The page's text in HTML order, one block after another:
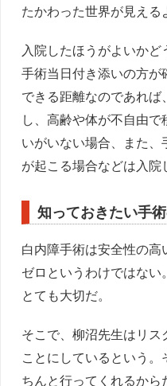
たかわった世界が見える
入院したほうがよいかど
手術当日付き添いの方
できる距離なのであれ
し、高齢や体が不自由
いがいない場合、また
が起こる場合などは入院
知っておきたい手
白内障手術は安全性の
ゼロというわけではな
とても大切だ。
そこで、柳沼先生はリ
ことにしているという
ちんと行ってくれるから